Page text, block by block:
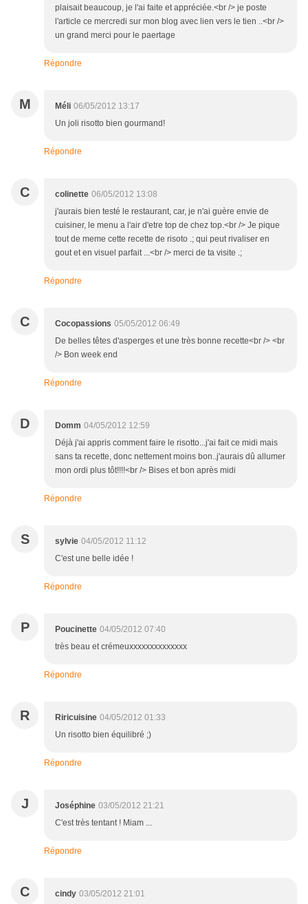
plaisait beaucoup, je l'ai faite et appréciée.<br /> je poste
l'article ce mercredi sur mon blog avec lien vers le tien ..<br />
un grand merci pour le paertage
Répondre
M Méli 06/05/2012 13:17
Un joli risotto bien gourmand!
Répondre
C colinette 06/05/2012 13:08
j'aurais bien testé le restaurant, car, je n'ai guère envie de
cuisiner, le menu a l'air d'etre top de chez top.<br /> Je pique
tout de meme cette recette de risoto .; qui peut rivaliser en
gout et en visuel parfait ...<br /> merci de ta visite .;
Répondre
C Cocopassions 05/05/2012 06:49
De belles têtes d'asperges et une très bonne recette<br /> <br
/> Bon week end
Répondre
D Domm 04/05/2012 12:59
Déjà j'ai appris comment faire le risotto...j'ai fait ce midi mais
sans ta recette, donc nettement moins bon..j'aurais dû allumer
mon ordi plus tôt!!!!<br /> Bises et bon après midi
Répondre
S sylvie 04/05/2012 11:12
C'est une belle idée !
Répondre
P Poucinette 04/05/2012 07:40
très beau et crémeuxxxxxxxxxxxxxx
Répondre
R Riricuisine 04/05/2012 01:33
Un risotto bien équilibré ;)
Répondre
J Joséphine 03/05/2012 21:21
C'est très tentant ! Miam ...
Répondre
C cindy 03/05/2012 21:01